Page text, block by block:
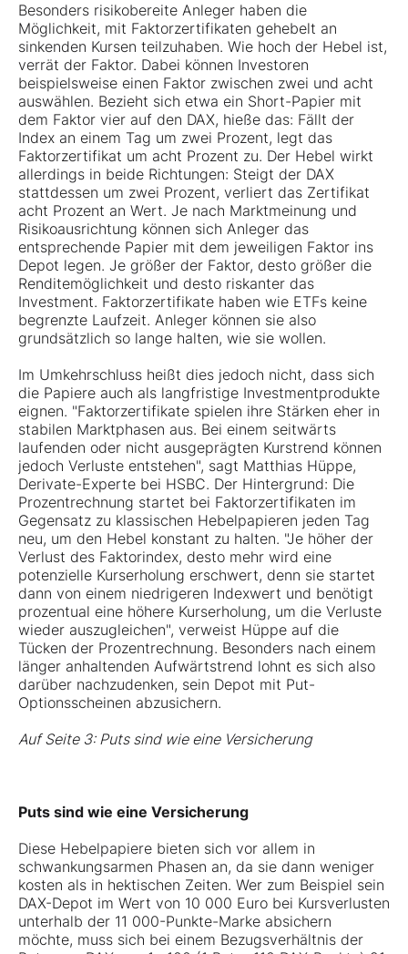
Besonders risikobereite Anleger haben die
Möglichkeit, mit Faktorzertifikaten gehebelt an
sinkenden Kursen teilzuhaben. Wie hoch der Hebel ist,
verrät der Faktor. Dabei können Investoren
beispielsweise einen Faktor zwischen zwei und acht
auswählen. Bezieht sich etwa ein Short-Papier mit
dem Faktor vier auf den DAX, hieße das: Fällt der
Index an einem Tag um zwei Prozent, legt das
Faktorzertifikat um acht Prozent zu. Der Hebel wirkt
allerdings in beide Richtungen: Steigt der DAX
stattdessen um zwei Prozent, verliert das Zertifikat
acht Prozent an Wert. Je nach Marktmeinung und
Risikoausrichtung können sich Anleger das
entsprechende Papier mit dem jeweiligen Faktor ins
Depot legen. Je größer der Faktor, desto größer die
Renditemöglichkeit und desto riskanter das
Investment. Faktorzertifikate haben wie ETFs keine
begrenzte Laufzeit. Anleger können sie also
grundsätzlich so lange halten, wie sie wollen.
Im Umkehrschluss heißt dies jedoch nicht, dass sich
die Papiere auch als langfristige Investmentprodukte
eignen. "Faktorzertifikate spielen ihre Stärken eher in
stabilen Marktphasen aus. Bei einem seitwärts
laufenden oder nicht ausgeprägten Kurstrend können
jedoch Verluste entstehen", sagt Matthias Hüppe,
Derivate-Experte bei HSBC. Der Hintergrund: Die
Prozentrechnung startet bei Faktorzertifikaten im
Gegensatz zu klassischen Hebelpapieren jeden Tag
neu, um den Hebel konstant zu halten. "Je höher der
Verlust des Faktorindex, desto mehr wird eine
potenzielle Kurserholung erschwert, denn sie startet
dann von einem niedrigeren Indexwert und benötigt
prozentual eine höhere Kurserholung, um die Verluste
wieder auszugleichen", verweist Hüppe auf die
Tücken der Prozentrechnung. Besonders nach einem
länger anhaltenden Aufwärtstrend lohnt es sich also
darüber nachzudenken, sein Depot mit Put-
Optionsscheinen abzusichern.
Auf Seite 3: Puts sind wie eine Versicherung
Puts sind wie eine Versicherung
Diese Hebelpapiere bieten sich vor allem in
schwankungsarmen Phasen an, da sie dann weniger
kosten als in hektischen Zeiten. Wer zum Beispiel sein
DAX-Depot im Wert von 10 000 Euro bei Kursverlusten
unterhalb der 11 000-Punkte-Marke absichern
möchte, muss sich bei einem Bezugsverhältnis der